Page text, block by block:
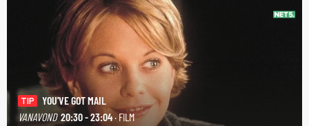
TIP
YOU'VE GOT MAIL
VANAVOND 20:30 - 23:04· FILM